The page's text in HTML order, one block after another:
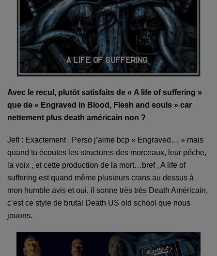
Avec le recul, plutôt satisfaits de « A life of suffering »
que de « Engraved in Blood, Flesh and souls » car
nettement plus death américain non ?
Jeff : Exactement . Perso j’aime bcp « Engraved… » mais
quand tu écoutes les structures des morceaux, leur pêche,
la voix , et cette production de la mort…bref , A life of
suffering est quand même plusieurs crans au dessus à
mon humble avis et oui, il sonne très très Death Américain,
c’est ce style de brutal Death US old school que nous
jouons.